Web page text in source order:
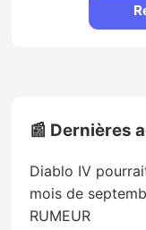
📰 Dernières
Diablo IV
mois de
RUMEUR